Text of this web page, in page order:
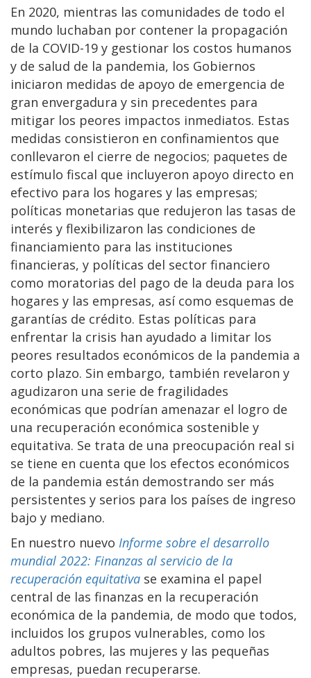
En 2020, mientras las comunidades de todo el
mundo luchaban por contener la propagación
de la COVID-19 y gestionar los costos humanos
y de salud de la pandemia, los Gobiernos
iniciaron medidas de apoyo de emergencia de
gran envergadura y sin precedentes para
mitigar los peores impactos inmediatos. Estas
medidas consistieron en confinamientos que
conllevaron el cierre de negocios; paquetes de
estímulo fiscal que incluyeron apoyo directo en
efectivo para los hogares y las empresas;
políticas monetarias que redujeron las tasas de
interés y flexibilizaron las condiciones de
financiamiento para las instituciones
financieras, y políticas del sector financiero
como moratorias del pago de la deuda para los
hogares y las empresas, así como esquemas de
garantías de crédito. Estas políticas para
enfrentar la crisis han ayudado a limitar los
peores resultados económicos de la pandemia a
corto plazo. Sin embargo, también revelaron y
agudizaron una serie de fragilidades
económicas que podrían amenazar el logro de
una recuperación económica sostenible y
equitativa. Se trata de una preocupación real si
se tiene en cuenta que los efectos económicos
de la pandemia están demostrando ser más
persistentes y serios para los países de ingreso
bajo y mediano.
En nuestro nuevo Informe sobre el desarrollo
mundial 2022: Finanzas al servicio de la
recuperación equitativa se examina el papel
central de las finanzas en la recuperación
económica de la pandemia, de modo que todos,
incluidos los grupos vulnerables, como los
adultos pobres, las mujeres y las pequeñas
empresas, puedan recuperarse.